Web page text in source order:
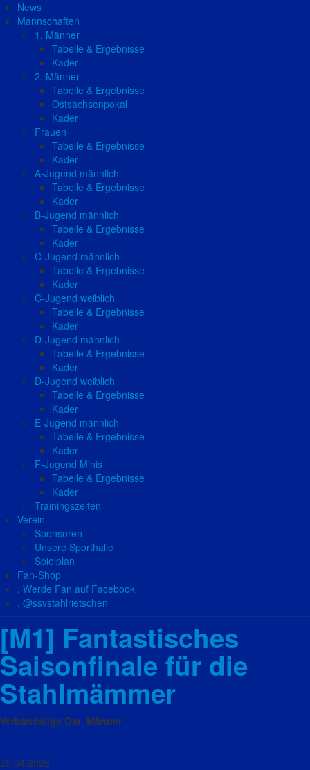
News
Mannschaften
1. Männer
Tabelle & Ergebnisse
Kader
2. Männer
Tabelle & Ergebnisse
Ostsachsenpokal
Kader
Frauen
Tabelle & Ergebnisse
Kader
A-Jugend männlich
Tabelle & Ergebnisse
Kader
B-Jugend männlich
Tabelle & Ergebnisse
Kader
C-Jugend männlich
Tabelle & Ergebnisse
Kader
C-Jugend weiblich
Tabelle & Ergebnisse
Kader
D-Jugend männlich
Tabelle & Ergebnisse
Kader
D-Jugend weiblich
Tabelle & Ergebnisse
Kader
E-Jugend männlich
Tabelle & Ergebnisse
Kader
F-Jugend Minis
Tabelle & Ergebnisse
Kader
Trainingszeiten
Verein
Sponsoren
Unsere Sporthalle
Spielplan
Fan-Shop
. Werde Fan auf Facebook
. @ssvstahlrietschen
[M1] Fantastisches
Saisonfinale für die
Stahlmämmer
Verbandsliga Ost, Männer
25.04.2026